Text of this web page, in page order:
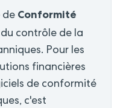
de Conformité
contrôle de la
Pour les
financières
de conformité
c'est